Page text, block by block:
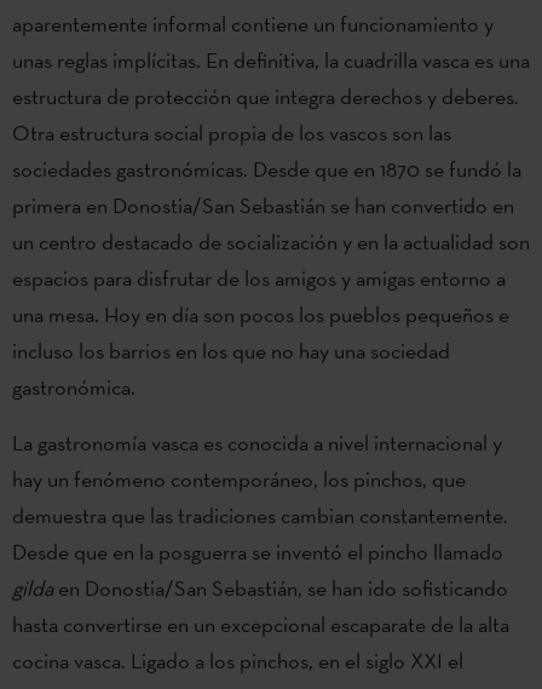
aparentemente informal contiene un funcionamiento y
unas reglas implícitas. En definitiva, la cuadrilla vasca es una
estructura de protección que integra derechos y deberes.
Otra estructura social propia de los vascos son las
sociedades gastronómicas. Desde que en 1870 se fundó la
primera en Donostia/San Sebastián se han convertido en
un centro destacado de socialización y en la actualidad son
espacios para disfrutar de los amigos y amigas entorno a
una mesa. Hoy en día son pocos los pueblos pequeños e
incluso los barrios en los que no hay una sociedad
gastronómica.
La gastronomía vasca es conocida a nivel internacional y
hay un fenómeno contemporáneo, los pinchos, que
demuestra que las tradiciones cambian constantemente.
Desde que en la posguerra se inventó el pincho llamado
gildaen Donostia/San Sebastián, se han ido sofisticando
hasta convertirse en un excepcional escaparate de la alta
cocina vasca. Ligado a los pinchos, en el siglo XXI el